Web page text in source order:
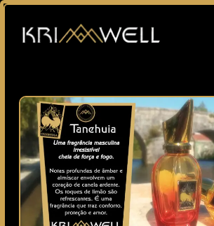
para
Quantidade
de
Tanehuia
(50ml)